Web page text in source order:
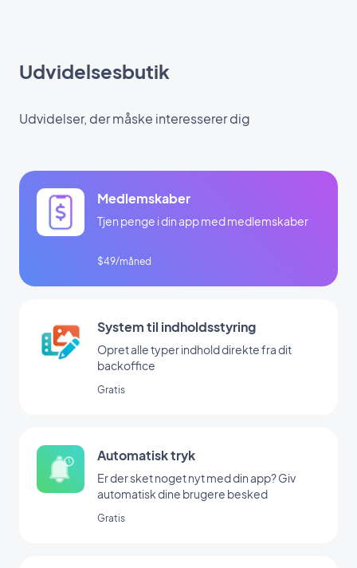
Udvidelsesbutik
Udvidelser, der måske interesserer dig
Medlemskaber
Tjen penge i din app med medlemskaber
$49/måned
System til indholdsstyring
Opret alle typer indhold direkte fra dit
backoffice
Gratis
Automatisk tryk
Er der sket noget nyt med din app? Giv
automatisk dine brugere besked
Gratis